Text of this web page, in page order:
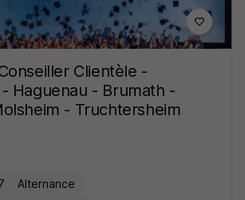
Clientèle -
Haguenau - Brumath -
- Truchtersheim
Alternance